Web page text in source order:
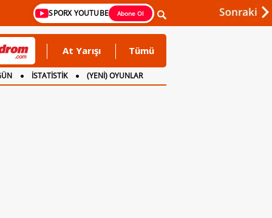
SPORX YOUTUBE Abone Ol
At Yarışı Tümü
İSTATİSTİK
(YENİ) OYUNLAR